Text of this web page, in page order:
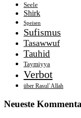
Seele
Shirk
Speisen
Sufismus
Tasawwuf
Tauhid
Taymiyya
Verbot
über Rasul`Allah
Neueste